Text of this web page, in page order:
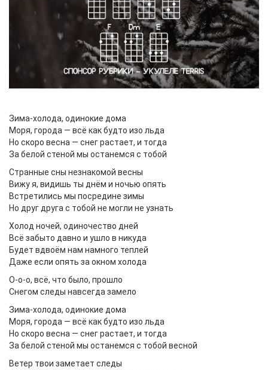
Зима-холода, одинокие дома
Моря, города — всё как будто изо льда
Но скоро весна — снег растает, и тогда
За белой стеной мы останемся с тобой
Странные сны незнакомой весны
Вижу я, видишь ты днём и ночью опять
Встретились мы посредине зимы
Но друг друга с тобой не могли не узнать
Холод ночей, одиночество дней
Всё забыто давно и ушло в никуда
Будет вдвоём нам намного теплей
Даже если опять за окном холода
О-о-о, всё, что было, прошло
Снегом следы навсегда замело
Зима-холода, одинокие дома
Моря, города — всё как будто изо льда
Но скоро весна — снег растает, и тогда
За белой стеной мы останемся с тобой весной
Ветер твои заметает следы